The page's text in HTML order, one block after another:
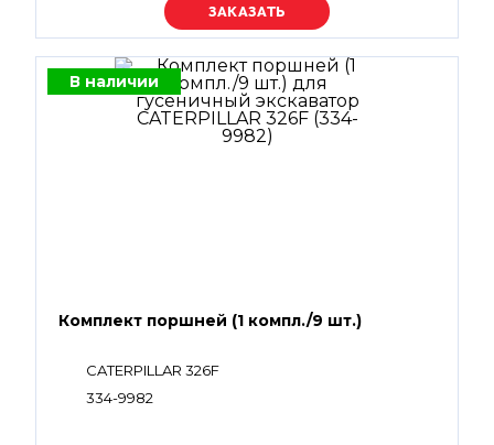
Уточняйте цену
В наличии
Комплект поршней (1 компл./9 шт.)
CATERPILLAR 326F
334-9982